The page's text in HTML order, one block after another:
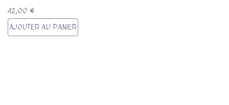
42,00 €
AJOUTER AU PANIER